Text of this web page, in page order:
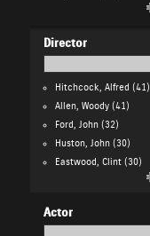
Director
Hitchcock, Alfred (41)
Allen, Woody(41)
Ford, John(32)
Huston, John(30)
Eastwood, Clint(30)
Actor